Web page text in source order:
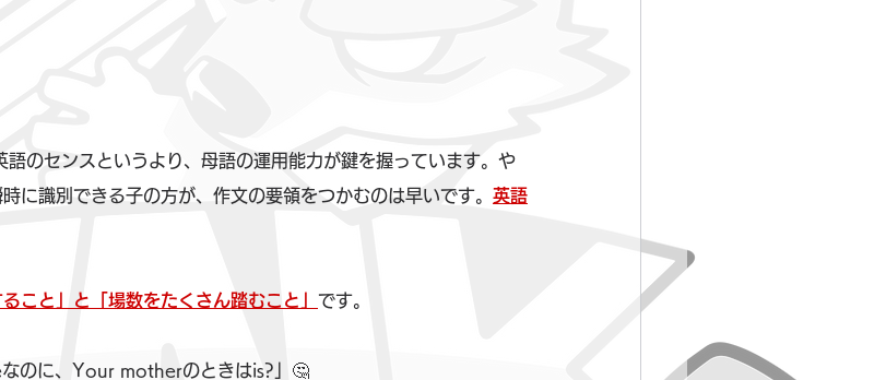
のセンスというより、母語の運用能力が鍵を握っています。や
に識別できる子の方が、作文の要領をつかむのは早いです。 英語
ること」と「場数をたくさん踏むこと」 です。
のに、Your motherのときはis?」🤔